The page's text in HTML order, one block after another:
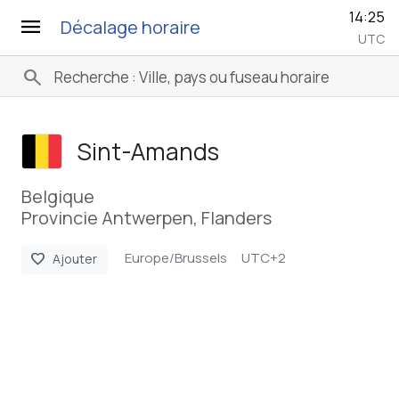
menu Décalage horaire 14:25
UTC
search
Sint-Amands
Belgique
Provincie Antwerpen, Flanders
favorite Ajouter Europe/Brussels UTC+2